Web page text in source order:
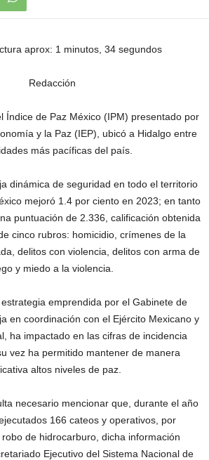
aprox: 1 minutos, 34 segundos
Redacción
Índice de Paz México (IPM) presentado por
y la Paz (IEP), ubicó a Hidalgo entre
más pacíficas del país.
dinámica de seguridad en todo el territorio
mejoró 1.4 por ciento en 2023; en tanto
puntuación de 2.336, calificación obtenida
cinco rubros: homicidio, crímenes de la
delitos con violencia, delitos con arma de
y miedo a la violencia.
emprendida por el Gabinete de
en coordinación con el Ejército Mexicano y
ha impactado en las cifras de incidencia
vez ha permitido mantener de manera
altos niveles de paz.
necesario mencionar que, durante el año
166 cateos y operativos, por
de hidrocarburo, dicha información
Ejecutivo del Sistema Nacional de